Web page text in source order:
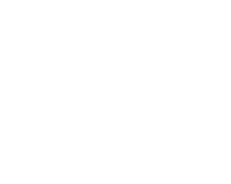
de stabilité de ses
etc., peuvent varier, mais